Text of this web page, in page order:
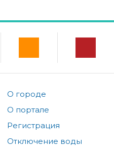
О городе
О портале
Регистрация
Отключение воды